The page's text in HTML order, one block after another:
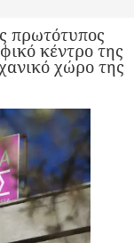
πρωτότυπος
κέντρο της
χώρο της